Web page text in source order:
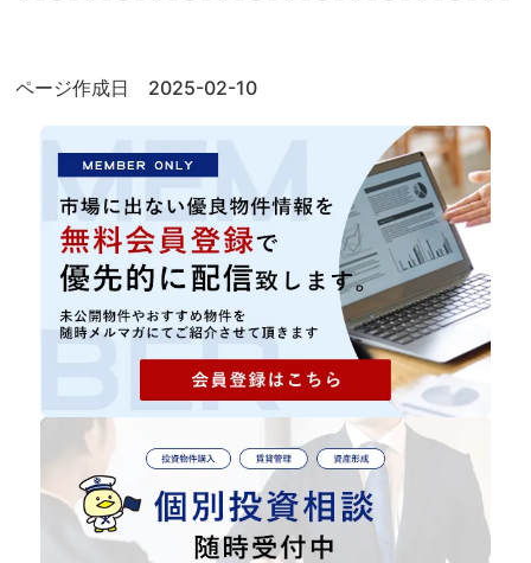
ページ作成日 2025-02-10